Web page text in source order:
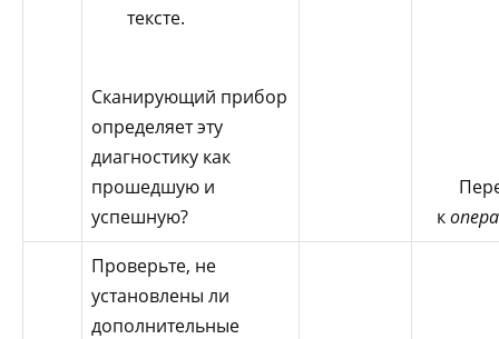
тексте.
Сканирующий прибор
определяет эту
диагностику как
прошедшую и
успешную?
к
Проверьте, не
установлены ли
дополнительные